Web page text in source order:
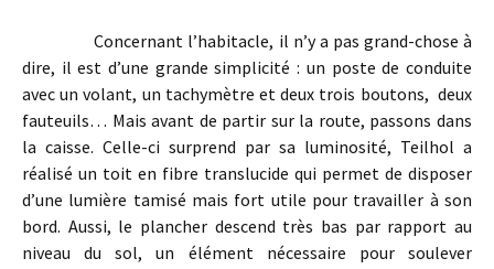
Concernant l’habitacle, il n’y a pas grand-chose à
dire, il est d’une grande simplicité : un poste de conduite
avec un volant, un tachymètre et deux trois boutons, deux
fauteuils… Mais avant de partir sur la route, passons dans
la caisse. Celle-ci surprend par sa luminosité, Teilhol a
réalisé un toit en fibre translucide qui permet de disposer
d’une lumière tamisé mais fort utile pour travailler à son
bord. Aussi, le plancher descend très bas par rapport au
niveau du sol, un élément nécessaire pour soulever